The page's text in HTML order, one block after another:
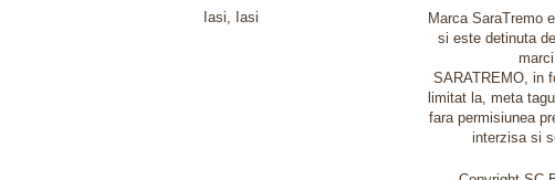
Iasi, Iasi
Marca SaraTremo
si este detinuta
SARATREMO, in
limitat la, meta
fara permisiunea
interzisa si